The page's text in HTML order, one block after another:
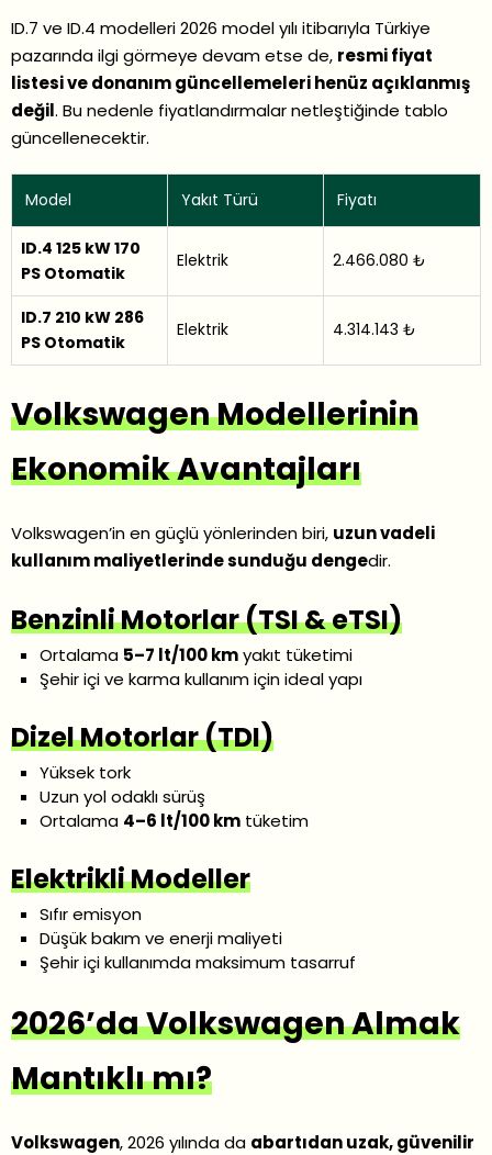
ID.7 ve ID.4 modelleri 2026 model yılı itibarıyla Türkiye
pazarında ilgi görmeye devam etse de, resmi fiyat
listesi ve donanım güncellemeleri henüz açıklanmış
değil. Bu nedenle fiyatlandırmalar netleştiğinde tablo
güncellenecektir.
Model Yakıt Türü Fiyatı
ID.4 125 kW 170
PS Otomatik
Elektrik 2.466.080 ₺
ID.7 210 kW 286
PS Otomatik
Elektrik 4.314.143 ₺
Volkswagen Modellerinin
Ekonomik Avantajları
Volkswagen’in en güçlü yönlerinden biri, uzun vadeli
kullanım maliyetlerinde sunduğu dengedir.
Benzinli Motorlar (TSI & eTSI)
Ortalama 5–7 lt/100 kmyakıt tüketimi
Şehir içi ve karma kullanım için ideal yapı
Dizel Motorlar (TDI)
Yüksek tork
Uzun yol odaklı sürüş
Ortalama 4–6 lt/100 km tüketim
Elektrikli Modeller
Sıfır emisyon
Düşük bakım ve enerji maliyeti
Şehir içi kullanımda maksimum tasarruf
2026’da Volkswagen Almak
Mantıklı mı?
Volkswagen, 2026 yılında da abartıdan uzak, güvenilir